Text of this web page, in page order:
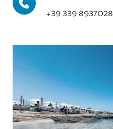
+39 339 8937028